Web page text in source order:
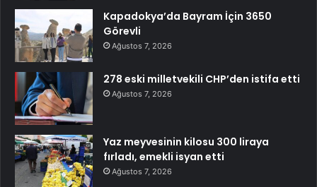
Kapadokya’da Bayram İçin 3650
Görevli
Ağustos 7, 2026
278 eski milletvekili CHP’den istifa etti
Ağustos 7, 2026
Yaz meyvesinin kilosu 300 liraya
fırladı, emekli isyan etti
Ağustos 7, 2026